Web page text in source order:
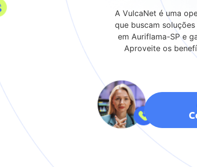
A VulcaNet é uma
que buscam
em Auriflama-SP e
Aproveite os